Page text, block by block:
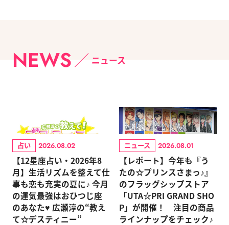
NEWS ニュース
占い 2026.08.02
【12星座占い・2026年8
月】生活リズムを整えて仕
事も恋も充実の夏に♪ 今月
の運気最強はおひつじ座
のあなた♥ 広瀬淳の“教え
て☆デスティニー”
ニュース 2026.08.01
【レポート】今年も『う
たの☆プリンスさまっ♪』
のフラッグシップストア
「UTA☆PRI GRAND SHO
P」が開催！ 注目の商品
ラインナップをチェック♪